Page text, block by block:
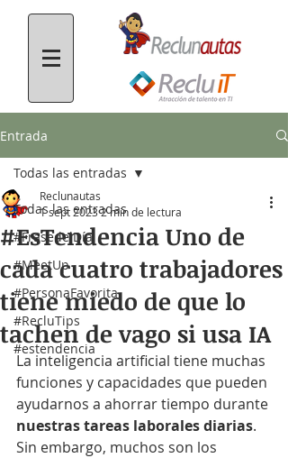
Entrada
Todas las entradas
#FrasedelDía
#MeetUp
#PersonaFavorita
#RecluTips
#estendencia
Todas las entradas
#EsTendencia Uno de
cada cuatro trabajadores
tiene miedo de que lo
tachen de vago si usa IA
Reclunautas
1 sept 20232 min de lectura
La inteligencia artificial tiene muchas
funciones y capacidades que pueden
ayudarnos a ahorrar tiempo durante
nuestras tareas laborales diarias.
Sin embargo, muchos son los